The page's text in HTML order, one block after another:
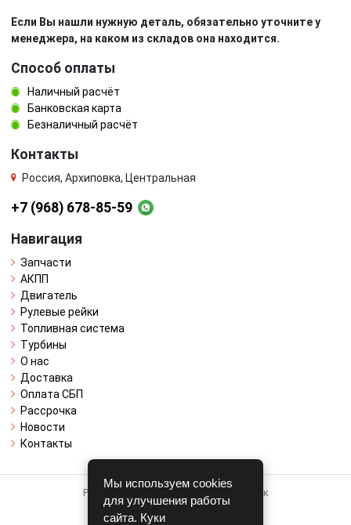
Если Вы нашли нужную деталь, обязательно уточните у
менеджера, на каком из складов она находится.
Способ оплаты
Наличный расчёт
Банковская карта
Безналичный расчёт
Контакты
Россия, Архиповка, Центральная
+7 (968) 678-85-59
Навигация
Запчасти
АКПП
Двигатель
Рулевые рейки
Топливная система
Турбины
О нас
Доставка
Оплата СБП
Рассрочка
Новости
Контакты
Работает на системе для авторазборок
CARRO.БИЗНЕС
Мы используем cookies
для улучшения работы
сайта. Куки